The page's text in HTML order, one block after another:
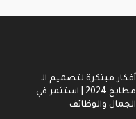
أفكار مبتكرة لتصميم الـ
مطابخ 2024 | استثمر في
الجمال والوظائف